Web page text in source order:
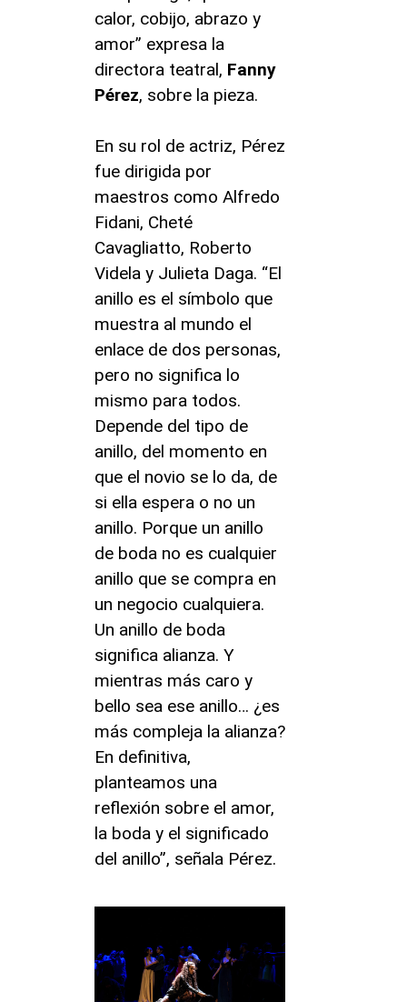
calor, cobijo, abrazo y
amor” expresa la
directora teatral, Fanny
Pérez, sobre la pieza.
En su rol de actriz, Pérez
fue dirigida por
maestros como Alfredo
Fidani, Cheté
Cavagliatto, Roberto
Videla y Julieta Daga. “El
anillo es el símbolo que
muestra al mundo el
enlace de dos personas,
pero no significa lo
mismo para todos.
Depende del tipo de
anillo, del momento en
que el novio se lo da, de
si ella espera o no un
anillo. Porque un anillo
de boda no es cualquier
anillo que se compra en
un negocio cualquiera.
Un anillo de boda
significa alianza. Y
mientras más caro y
bello sea ese anillo… ¿es
más compleja la alianza?
En definitiva,
planteamos una
reflexión sobre el amor,
la boda y el significado
del anillo”, señala Pérez.